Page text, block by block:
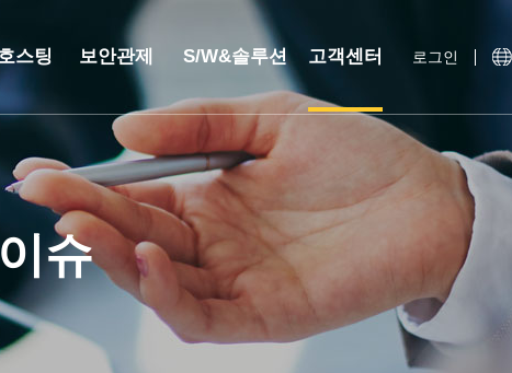
스팅
션
팅
선
먼트
축
보안관제
안티랜섬웨어
웹격리(RBI)
방화벽
보안솔루션
DDoS & 백신
S/W&솔루션
부가서비스
SSO 통합인증
모바일 간편인증
고객센터
공지사항
상담문의
로그인
슈